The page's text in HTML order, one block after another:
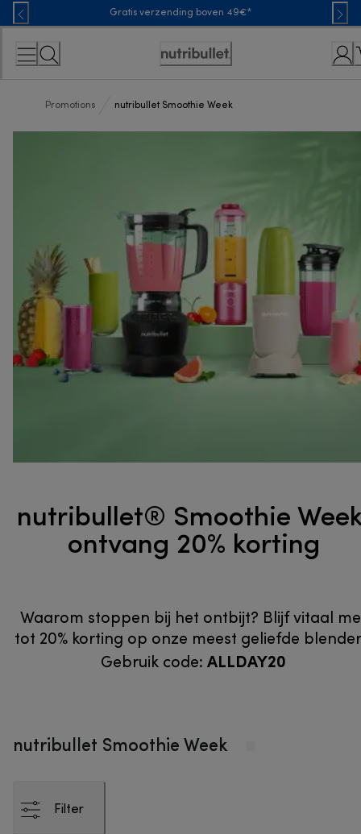
Skip
to
Content
Gratis verzending boven 49€*
Toegankelijkheidsverklaring
Promotions nutribullet Smoothie Week
nutribullet® Smoothie
ontvang 20% korting
Waarom stoppen bij het ontbijt? Blijf vitaal
tot 20% korting op onze meest geliefde
Gebruik code: ALLDAY20
nutribullet Smoothie Week
Filter